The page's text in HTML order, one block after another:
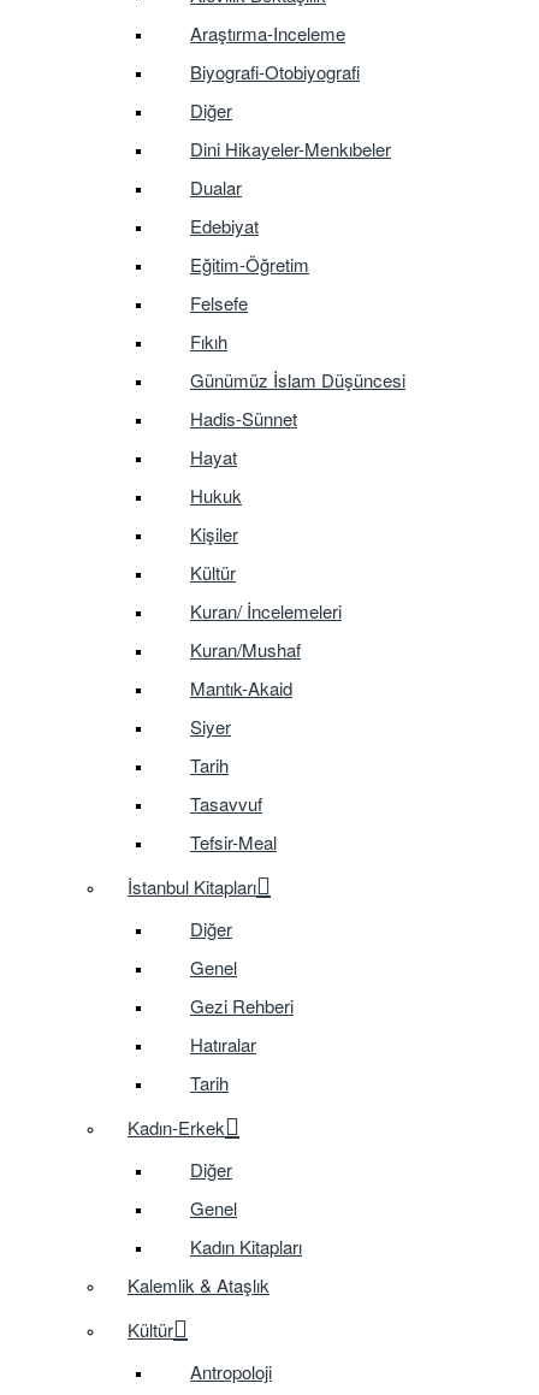
Araştırma-Inceleme
Biyografi-Otobiyografi
Diğer
Dini Hikayeler-Menkıbeler
Dualar
Edebiyat
Eğitim-Öğretim
Felsefe
Fıkıh
Günümüz İslam Düşüncesi
Hadis-Sünnet
Hayat
Hukuk
Kişiler
Kültür
Kuran/ İncelemeleri
Kuran/Mushaf
Mantık-Akaid
Siyer
Tarih
Tasavvuf
Tefsir-Meal
İstanbul Kitapları
Diğer
Genel
Gezi Rehberi
Hatıralar
Tarih
Kadın-Erkek
Diğer
Genel
Kadın Kitapları
Kalemlik & Ataşlık
Kültür
Antropoloji